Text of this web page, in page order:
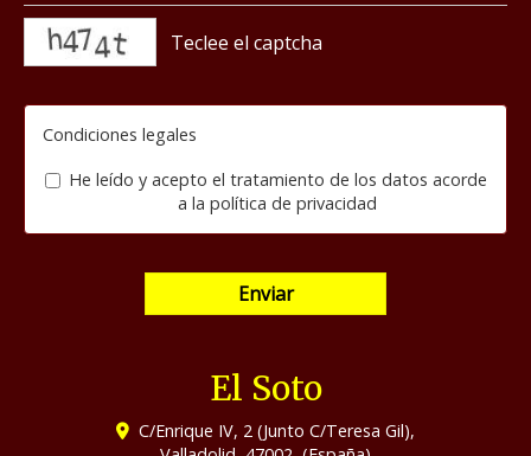
Condiciones legales
He leído y acepto el tratamiento de los datos acorde
a la política de privacidad
Enviar
El Soto
C/Enrique IV, 2 (Junto C/Teresa Gil),